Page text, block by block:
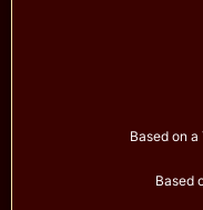
Based on a
Based